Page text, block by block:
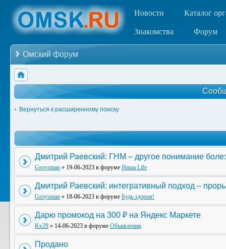
Новости Каталог
Знакомства Форум
Омский форум
Вернуться к расширенному поиску
Дмитрий Раевский: ГНМ – другое понимание
Groysman » 19-06-2023 в форуме Наша Life
Дмитрий Раевский: интегративный подход –
Groysman » 18-06-2023 в форуме Будь здоров!
Дарю промокод на 300 ₽ на Яндекс Маркете
Kv29 » 14-06-2023 в форуме Объявления
Продано